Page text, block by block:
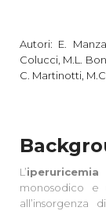
Autori: E.
Colucci, M.L.
C. Martinotti,
L’iperuricemia
monosodico e
all’insorgenza